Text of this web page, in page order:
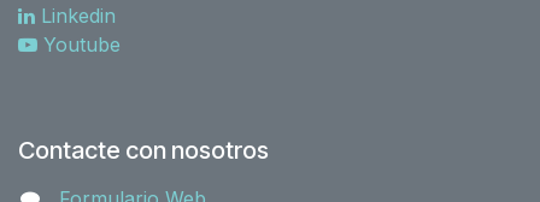
Linkedin
Youtube
Contacte con nosotros